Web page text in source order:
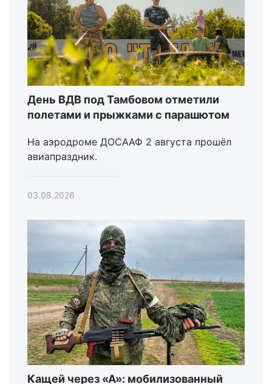
День ВДВ под Тамбовом отметили
полетами и прыжками с парашютом
На аэродроме ДОСААФ 2 августа прошёл
авиапраздник.
03.08.2026
Кащей через «А»: мобилизованный